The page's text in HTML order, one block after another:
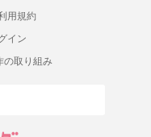
用規約
イン
の取り組み